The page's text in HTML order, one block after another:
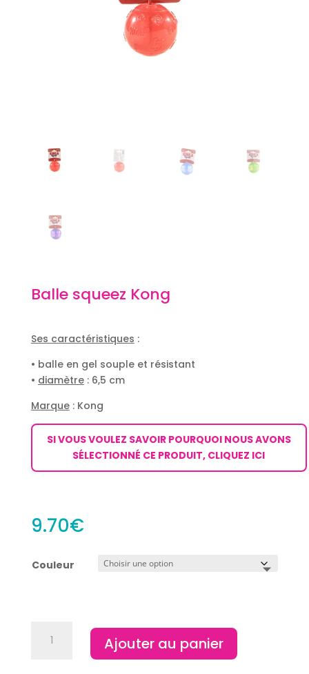
Balle squeez Kong
Ses caractéristiques :
• balle en gel souple et résistant
• diamètre: 6,5 cm
Marque: Kong
SI VOUS VOULEZ SAVOIR POURQUOI NOUS AVONS
SÉLECTIONNÉ CE PRODUIT, CLIQUEZ ICI
9.70€
Couleur
Ajouter au panier